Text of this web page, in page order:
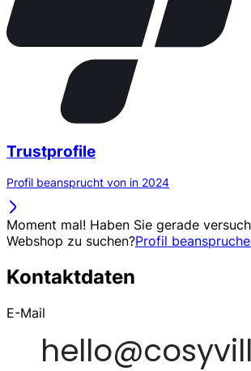
Trustprofile
Profil beansprucht von in 2024
Moment mal! Haben Sie gerade
Webshop zu suchen?Profil
Kontaktdaten
E-Mail